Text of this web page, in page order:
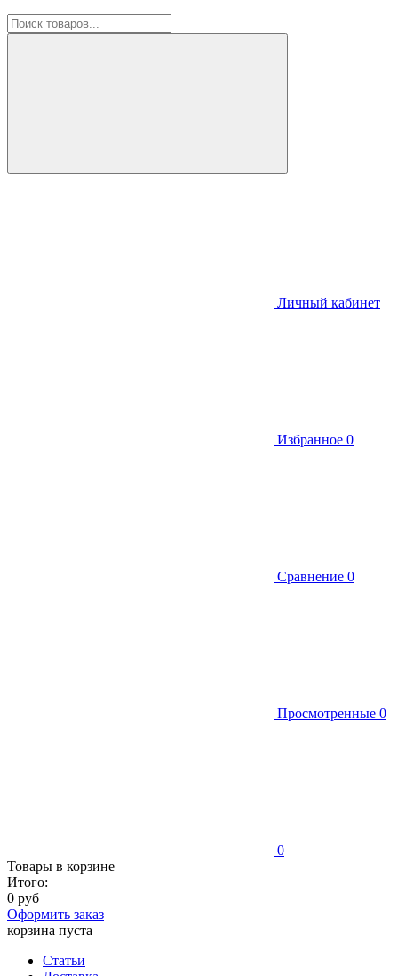
Личный кабинет
Избранное 0
Сравнение 0
Просмотренные 0
0
Товары в корзине
Итого:
0 руб
Оформить заказ
корзина пуста
Статьи